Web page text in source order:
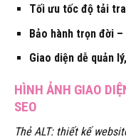
Tối ưu tốc độ tải
Bảo hành trọn đời
Giao diện dễ quản
HÌNH ẢNH GIAO
SEO
Thẻ ALT: thiết kế